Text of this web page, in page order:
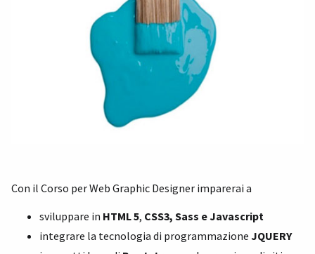
Con il Corso per Web Graphic Designer imparerai a
sviluppare in HTML 5, CSS3, Sass e Javascript
integrare la tecnologia di programmazione JQUERY